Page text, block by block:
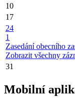
10
17
24
1
Zasedání obecního
Zobrazit všechny
31
Mobilní